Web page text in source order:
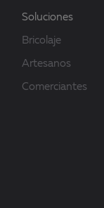
Soluciones
Bricolaje
Artesanos
Comerciantes